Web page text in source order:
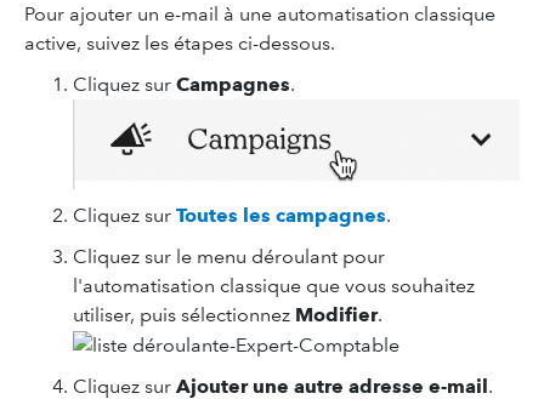
Pour ajouter un e-mail à une automatisation classique
active, suivez les étapes ci-dessous.
Cliquez sur Campagnes.
Cliquez sur Toutes les campagnes.
Cliquez sur le menu déroulant pour
l'automatisation classique que vous souhaitez
utiliser, puis sélectionnez Modifier.
Cliquez sur Ajouter une autre adresse e-mail.